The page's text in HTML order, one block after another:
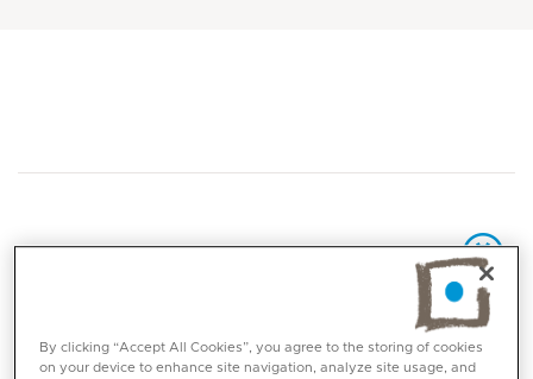
المهارات الأساسية
By clicking “Accept All Cookies”, you agree to the storing of cookies
on your device to enhance site navigation, analyze site usage, and